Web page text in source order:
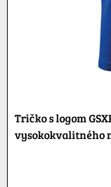
Tričko s logom
vysokokvalitného